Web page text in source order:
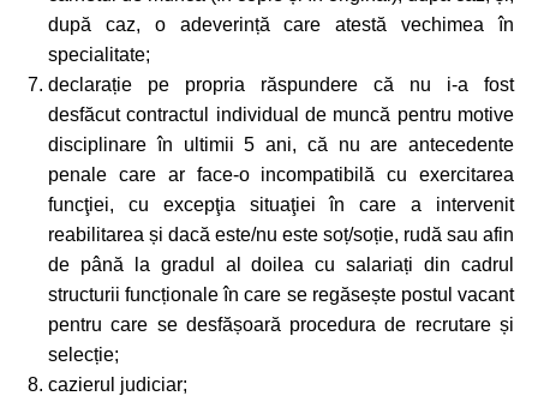
după caz, o adeverință care atestă vechimea în
specialitate;
declarație pe propria răspundere că nu i-a fost
desfăcut contractul individual de muncă pentru motive
disciplinare în ultimii 5 ani, că nu are antecedente
penale care ar face-o incompatibilă cu exercitarea
funcţiei, cu excepţia situaţiei în care a intervenit
reabilitarea și dacă este/nu este soț/soție, rudă sau afin
de până la gradul al doilea cu salariați din cadrul
structurii funcționale în care se regăsește postul vacant
pentru care se desfășoară procedura de recrutare și
selecție;
cazierul judiciar;